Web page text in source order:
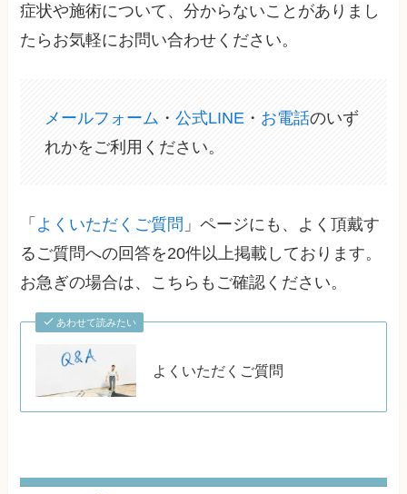
症状や施術について、分からないことがありまし
たらお気軽にお問い合わせください。
メールフォーム ・公式LINE ・ お電話のいず
れかをご利用ください。
「 よくいただくご質問 」ページにも、よく頂戴す
るご質問への回答を20件以上掲載しております。
お急ぎの場合は、こちらもご確認ください。
あわせて読みたい
よくいただくご質問